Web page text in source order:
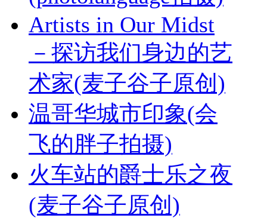
Artists in Our Midst
－探访我们身边的艺
术家(麦子谷子原创)
温哥华城市印象(会
飞的胖子拍摄)
火车站的爵士乐之夜
(麦子谷子原创)